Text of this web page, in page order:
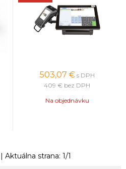
503,07 € s DPH
409 € bez DPH
Na objednávku
| Aktuálna strana: 1/1